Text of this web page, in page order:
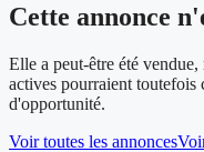
Cette annonce
Elle a peut-être été
actives pourraient toutefois
d'opportunité.
Voir toutes les annonces